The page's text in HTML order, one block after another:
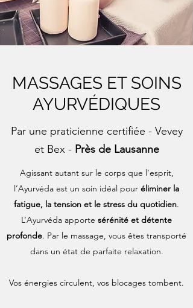
MASSAGES ET SOINS
AYURVÉDIQUES
Par une praticienne certifiée - Vevey
et Bex - Près de Lausanne​
Agissant autant sur le corps que l’esprit,
l’Ayurvéda est un soin idéal pour éliminer la
fatigue, la tension et le stress du quotidien.
L’Ayurvéda apporte sérénité et détente
profonde. Par le massage, vous êtes transporté
dans un état de parfaite relaxation.
Vos énergies circulent, vos blocages tombent.